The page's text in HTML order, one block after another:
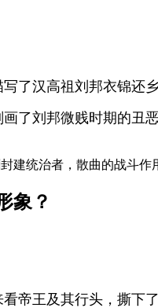
了汉高祖刘邦衣锦还
了刘邦微贱时期的丑
建统治者，散曲的战斗作
象？
帝王及其行头，撕下